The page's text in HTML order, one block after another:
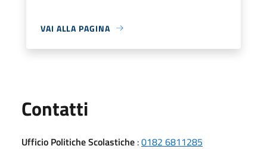
VAI ALLA PAGINA
Contatti
Ufficio Politiche Scolastiche :0182 6811285